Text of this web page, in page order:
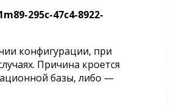
m89-295c-47c4-8922-
конфигурации, при
Причина кроется
базы, либо —